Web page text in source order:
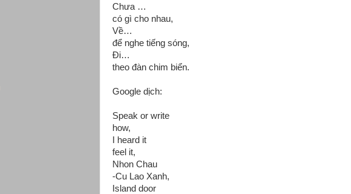
Chưa …
có gì cho nhau,
Về…
để nghe tiếng sóng,
Đi…
theo đàn chim biển.
Google dịch:
Speak or write
how,
I heard it
feel it,
Nhon Chau
-Cu Lao Xanh,
Island door